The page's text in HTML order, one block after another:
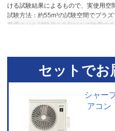
ける試験結果によるもので、実使用空
試験方法：約55m³の試験空間でプラ
帯電させた試験片を0.5kVまで除電す
セットでお
シャー
アコ